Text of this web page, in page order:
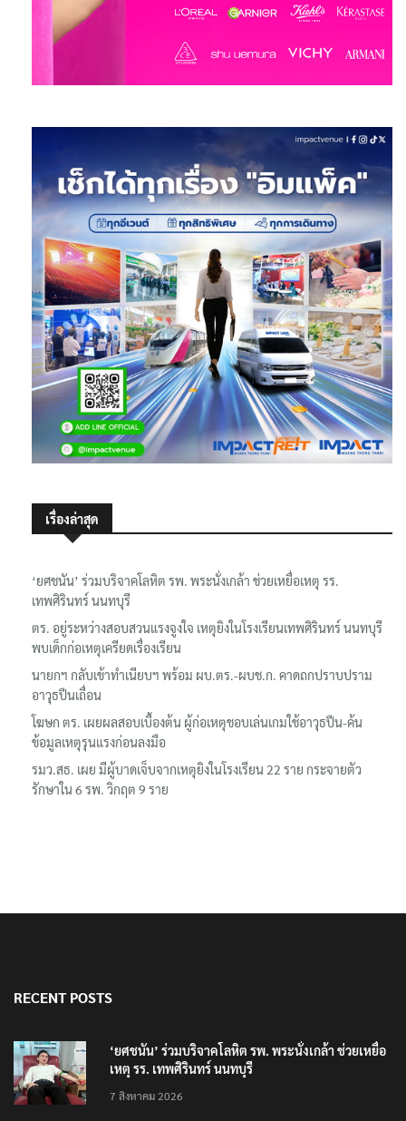
เรื่องล่าสุด
‘ยศชนัน’ ร่วมบริจาคโลหิต รพ. พระนั่งเกล้า ช่วยเหยื่อเหตุ รร.
เทพศิรินทร์ นนทบุรี
ตร. อยู่ระหว่างสอบสวนแรงจูงใจ เหตุยิงในโรงเรียนเทพศิรินทร์ นนทบุรี
พบเด็กก่อเหตุเครียดเรื่องเรียน
นายกฯ กลับเข้าทำเนียบฯ พร้อม ผบ.ตร.-ผบช.ก. คาดถกปราบปราม
อาวุธปืนเถื่อน
โฆษก ตร. เผยผลสอบเบื้องต้น ผู้ก่อเหตุชอบเล่นเกมใช้อาวุธปืน-ค้น
ข้อมูลเหตุรุนแรงก่อนลงมือ
รมว.สธ. เผย มีผู้บาดเจ็บจากเหตุยิงในโรงเรียน 22 ราย กระจายตัว
รักษาใน 6 รพ. วิกฤต 9 ราย
RECENT POSTS
‘ยศชนัน’ ร่วมบริจาคโลหิต รพ. พระนั่งเกล้า ช่วยเหยื่อ
เหตุ รร. เทพศิรินทร์ นนทบุรี
7 สิงหาคม 2026